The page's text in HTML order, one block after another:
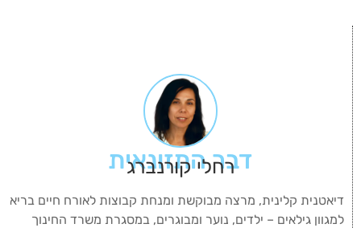
דבר התזונאית
רחלי קורנברג
דיאטנית קלינית, מרצה מבוקשת ומנחת קבוצות לאורח חיים בריא
למגוון גילאים – ילדים, נוער ומבוגרים, במסגרת משרד החינוך